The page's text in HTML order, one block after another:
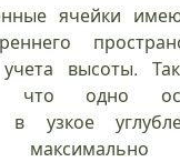
ячейки
высоты.
что одно
в узкое